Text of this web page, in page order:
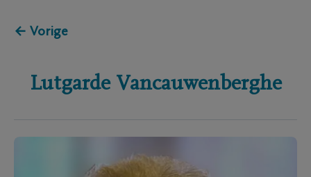
← Vorige
Lutgarde Vancauwenberghe